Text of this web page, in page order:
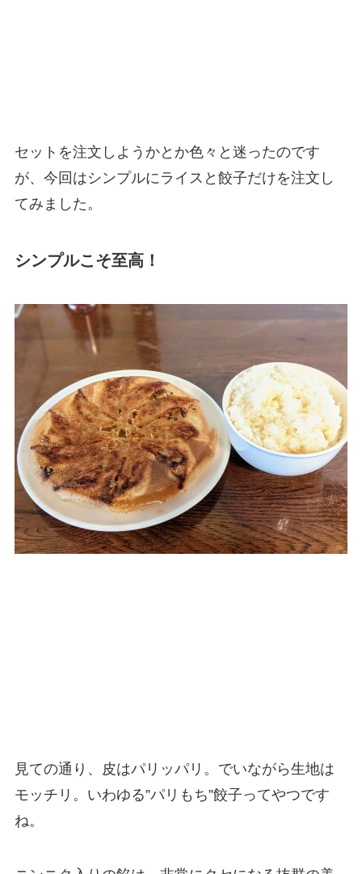
セットを注文しようかとか色々と迷ったのです
が、今回はシンプルにライスと餃子だけを注文し
てみました。
シンプルこそ至高！
見ての通り、皮はパリッパリ。でいながら生地は
モッチリ。いわゆる”パリもち”餃子ってやつです
ね。